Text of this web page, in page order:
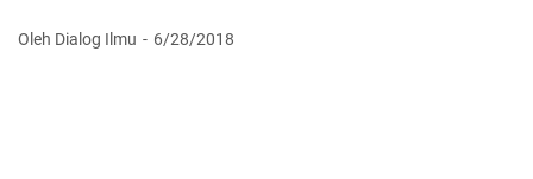
Oleh Dialog Ilmu 6/28/2018